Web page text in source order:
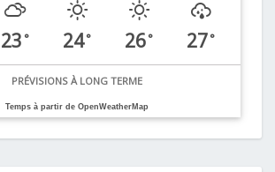
23 ° 24° 26° 27°
PRÉVISIONS À LONG TERME
Temps à partir de OpenWeatherMap